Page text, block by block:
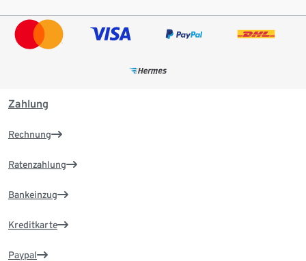
Zahlung
Rechnung
Ratenzahlung
Bankeinzug
Kreditkarte
Paypal